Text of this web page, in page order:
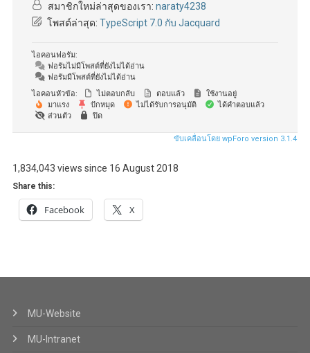
สมาชิกใหม่ล่าสุดของเรา: naraty4238
โพสต์ล่าสุด: TypeScript 7.0 กับ Jacquard
ไอคอนฟอรัม:
ฟอรัมไม่มีโพสต์ที่ยังไม่ได้อ่าน
ฟอรัมมีโพสต์ที่ยังไม่ได้อ่าน
ไอคอนหัวข้อ:
ไม่ตอบกลับ ตอบแล้ว
ใช้งานอยู่
มาแรง
ปักหมุด ไม่ได้รับการอนุมัติ
ได้คำตอบแล้ว
ส่วนตัว
ปิด
ขับเคลื่อนโดย wpForo version 3.1.4
1,834,043 views since 16 August 2018
Share this:
Facebook X
MU-Website
MU-Intranet